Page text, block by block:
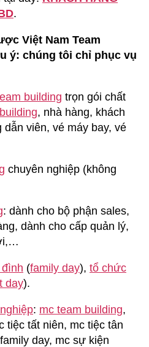
.
Việt Nam Team
ý: chúng tôi chỉ phục vụ
building trọn gói chất
, nhà hàng, khách
viên, vé máy bay, vé
chuyên nghiệp (không
: dành cho bộ phận sales,
dành cho cấp quản lý,
(family day), tổ chức
day).
: mc team building,
tiệc tất niên, mc tiệc tân
day, mc sự kiện